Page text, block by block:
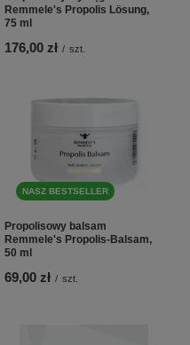
Remmele's Propolis Lösung,
75 ml
176,00 zł / szt.
NASZ BESTSELLER
Propolisowy balsam
Remmele's Propolis-Balsam,
50 ml
69,00 zł / szt.